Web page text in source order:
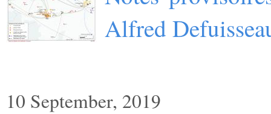
Alfred
10 September, 2019